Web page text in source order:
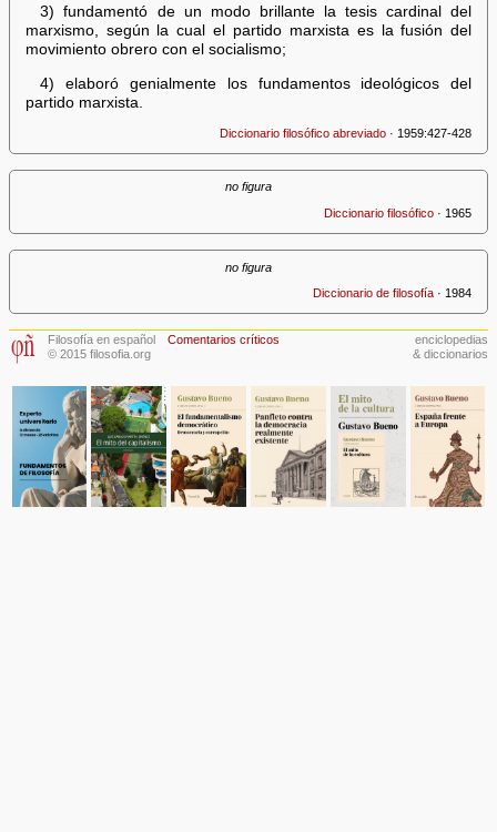
3) fundamentó de un modo brillante la tesis cardinal del
marxismo, según la cual el partido marxista es la fusión del
movimiento obrero con el socialismo;
4) elaboró genialmente los fundamentos ideológicos del
partido marxista.
Diccionario filosófico abreviado · 1959:427-428
no figura
Diccionario filosófico · 1965
no figura
Diccionario de filosofía · 1984
Filosofía en español
© 2015 filosofia.org
Comentarios críticos
enciclopedias
& diccionarios